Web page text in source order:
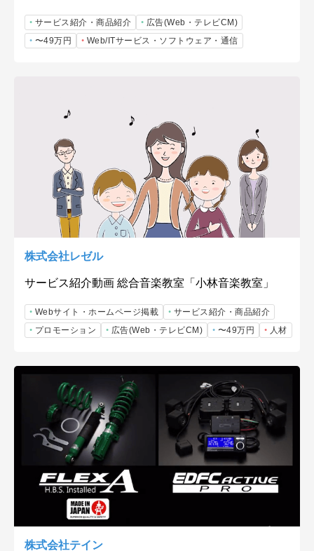
サービス紹介・商品紹介
広告(Web・テレビCM)
〜49万円
Web/ITサービス・ソフトウェア・通信
株式会社レゼル
サービス紹介動画 総合音楽教室「小林音楽教室」
Webサイト・ホームページ掲載
サービス紹介・商品紹介
プロモーション
広告(Web・テレビCM) 〜49万円 人材
株式会社テイン